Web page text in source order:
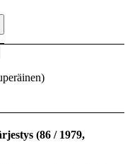
)
(86 / 1979,